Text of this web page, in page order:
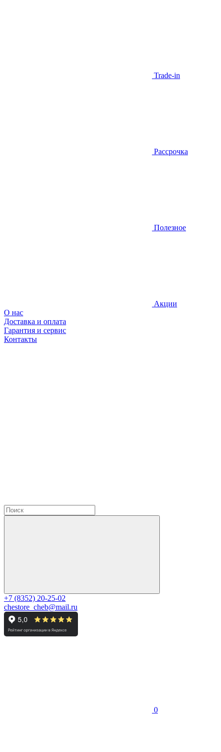
Trade-in
Рассрочка
Полезное
Акции
О нас
Доставка и оплата
Гарантия и сервис
Контакты
+7 (8352) 20-25-02
chestore_cheb@mail.ru
0